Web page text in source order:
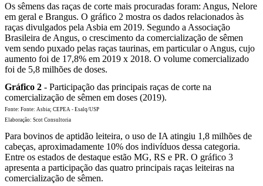
Os sêmens das raças de corte mais procuradas foram: Angus, Nelore
em geral e Brangus. O gráfico 2 mostra os dados relacionados às
raças divulgados pela Asbia em 2019. Segundo a Associação
Brasileira de Angus, o crescimento da comercialização de sêmen
vem sendo puxado pelas raças taurinas, em particular o Angus, cujo
aumento foi de 17,8% em 2019 x 2018. O volume comercializado
foi de 5,8 milhões de doses.
Gráfico 2 - Participação das principais raças de corte na
comercialização de sêmen em doses (2019).
Fonte: Fonte: Asbia; CEPEA - Esalq/USP
Elaboração: Scot Consultoria
Para bovinos de aptidão leiteira, o uso de IA atingiu 1,8 milhões de
cabeças, aproximadamente 10% dos indivíduos dessa categoria.
Entre os estados de destaque estão MG, RS e PR. O gráfico 3
apresenta a participação das quatro principais raças leiteiras na
comercialização de sêmen.